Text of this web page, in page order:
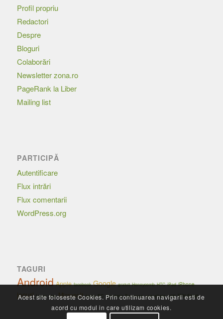
Profil propriu
Redactori
Despre
Bloguri
Colaborări
Newsletter zona.ro
PageRank la Liber
Mailing list
PARTICIPĂ
Autentificare
Flux intrări
Flux comentarii
WordPress.org
TAGURI
Android Apple facebook Google gratuit Honeycomb HTC iPad iPhone
jocuri Linux Mac Microsoft Nokia PC România Samsung securitate USB Windows
Acest site foloseste Cookies. Prin continuarea navigarii esti de
acord cu modul in care utilizam cookies.